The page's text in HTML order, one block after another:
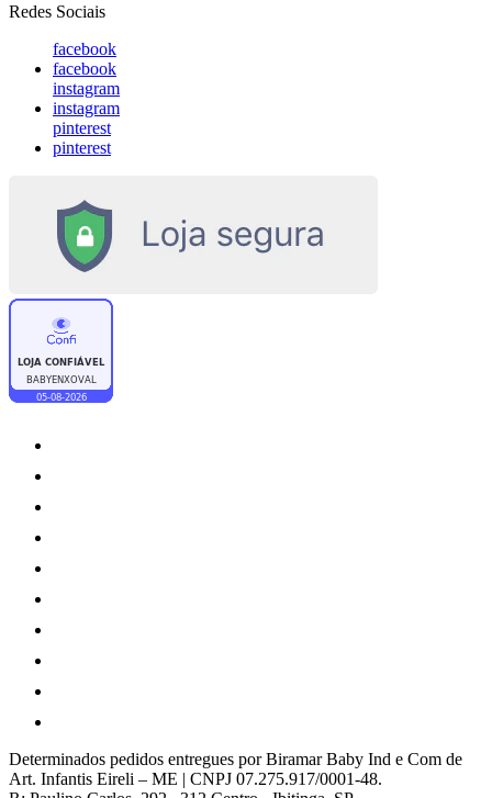
Redes Sociais
facebook
facebook
instagram
instagram
pinterest
pinterest
Determinados pedidos entregues por Biramar Baby Ind e Com de
Art. Infantis Eireli – ME | CNPJ 07.275.917/0001-48.